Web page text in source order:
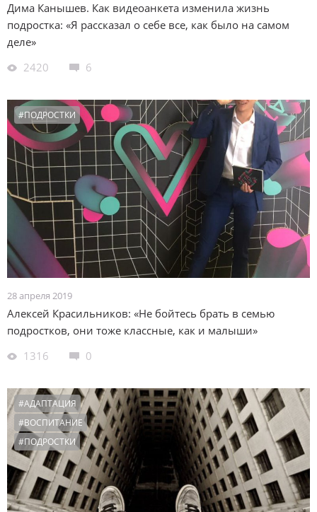
Дима Канышев. Как видеоанкета изменила жизнь
подростка: «Я рассказал о себе все, как было на самом
деле»
2420
6
#ПОДРОСТКИ
28 апреля 2019
Алексей Красильников: «Не бойтесь брать в семью
подростков, они тоже классные, как и малыши»
1316
0
#АДАПТАЦИЯ
#ВОСПИТАНИЕ
#ПОДРОСТКИ